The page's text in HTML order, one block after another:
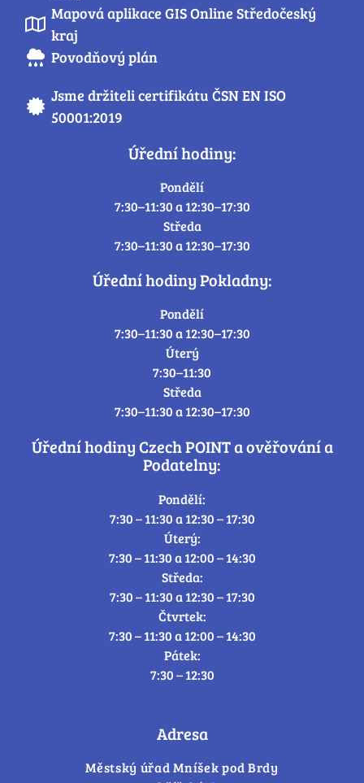
Mapová aplikace GIS Online Středočeský
kraj
Povodňový plán
Jsme držiteli certifikátu ČSN EN ISO
50001:2019
Úřední hodiny:
Pondělí
7:30–11:30 a 12:30–17:30
Středa
7:30–11:30 a 12:30–17:30
Úřední hodiny Pokladny:
Pondělí
7:30–11:30 a 12:30–17:30
Úterý
7:30–11:30
Středa
7:30–11:30 a 12:30–17:30
Úřední hodiny Czech POINT a ověřování a
Podatelny:
Pondělí:
7:30 – 11:30 a 12:30 – 17:30
Úterý:
7:30 – 11:30 a 12:00 – 14:30
Středa:
7:30 – 11:30 a 12:30 – 17:30
Čtvrtek:
7:30 – 11:30 a 12:00 – 14:30
Pátek:
7:30 – 12:30
Adresa
Městský úřad Mníšek pod Brdy